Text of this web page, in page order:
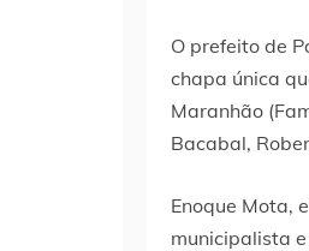
O prefeito de
chapa única
Maranhão
Bacabal,
Enoque Mota,
municipalista